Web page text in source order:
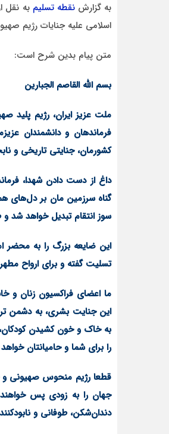
به گزارش نقطه تسلیم به نقل
اسلامی علیه جنایات رژیم
متن پیام بدین شرح است:
بسم الله القاصم الجبارین
ملت عزیز ایران، رژیم پلید
فرماندهان و دانشمندان
کشورمان، جنایتی تاریخی و
داغ از دست دادن شهدا،
گناه سرزمین مان بر دل‌های
سوز انتقام تبدیل خواهد شد
این ضایعه بزرگ را به محضر
تسلیت گفته و برای ارواح
ما اعضای فراکسیون زنان و
این جنایت بشری، به دشمن
به خاک و خون کشیدن کودکان،
را برای شما و حامیانتان
قطعا رژیم منحوس صهیونی و
جهان را به زودی پس
دندان‌شکن، طوفانی و
حسن ع
دادستان نیاز دارد